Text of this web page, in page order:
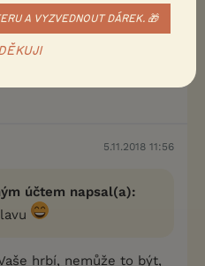
5.11.2018 11:56
účtem napsal(a):
hrbí, nemůže to být,
A VYZVEDNOUT DÁREK. 🎁